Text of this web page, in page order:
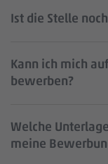
Ist die Stelle
Kann ich mich
bewerben?
Welche
meine